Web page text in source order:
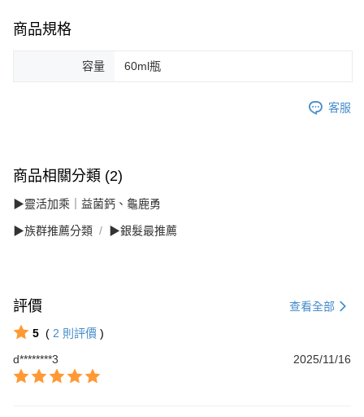
商品規格
容量 60ml瓶
客服
商品相關分類 (2)
▶靈活加乘｜益菌鈣、龜鹿勇
▶族群推薦分類 ▶銀髮最推薦
評價 查看全部
5 ( 2 則評價 )
d********3
2025/11/16